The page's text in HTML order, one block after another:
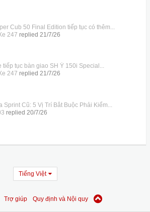
Cub 50 Final Edition tiếp tục có thêm...
247 replied 21/7/26
tiếp tục bàn giao SH Ý 150i Special...
247 replied 21/7/26
Sprint Cũ: 5 Vị Trí Bắt Buộc Phải Kiểm...
replied 20/7/26
Tiếng Việt
Trợ giúp Quy định và Nội quy